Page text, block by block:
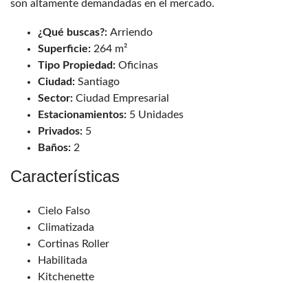
son altamente demandadas en el mercado.
¿Qué buscas?: Arriendo
Superficie: 264 m²
Tipo Propiedad: Oficinas
Ciudad: Santiago
Sector: Ciudad Empresarial
Estacionamientos: 5 Unidades
Privados: 5
Baños: 2
Características
Cielo Falso
Climatizada
Cortinas Roller
Habilitada
Kitchenette